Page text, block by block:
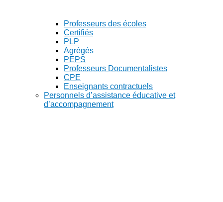
Professeurs des écoles
Certifiés
PLP
Agrégés
PEPS
Professeurs Documentalistes
CPE
Enseignants contractuels
Personnels d’assistance éducative et
d’accompagnement